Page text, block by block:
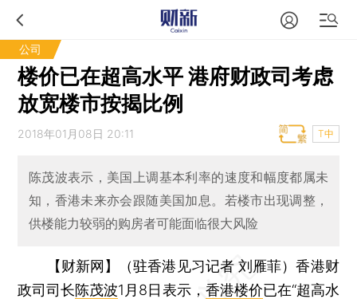
公司
楼价已在超高水平 港府财政司考虑
放宽楼市按揭比例
2018年01月08日 20:11 T中
陈茂波表示，美国上调基本利率的速度和幅度都属未
知，香港未来亦会跟随美国加息。若楼市出现调整，
供楼能力较弱的购房者可能面临很大风险
【财新网】（驻香港见习记者 刘雁菲）香港财
政司司长陈茂波1月8日表示， 香港楼价已在“超高水